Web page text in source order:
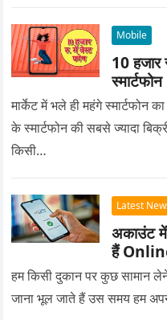
Mobile
10
स्मार्टफोन
मार्केट में भले ही महंगे स्मार्टफोन
के स्मार्टफोन की सबसे ज्यादा
किसी…
Latest
अकाउंट
हैं
हम किसी दुकान पर कुछ सामान
जाना भूल जाते हैं उस समय हम